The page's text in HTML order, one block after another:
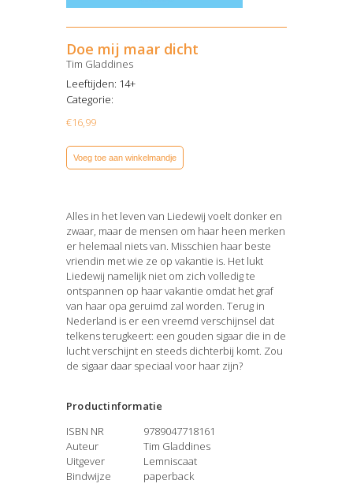
Doe mij maar dicht
Tim Gladdines
Leeftijden: 14+
Categorie:
€16,99
Voeg toe aan winkelmandje
Alles in het leven van Liedewij voelt donker en
zwaar, maar de mensen om haar heen merken
er helemaal niets van. Misschien haar beste
vriendin met wie ze op vakantie is. Het lukt
Liedewij namelijk niet om zich volledig te
ontspannen op haar vakantie omdat het graf
van haar opa geruimd zal worden. Terug in
Nederland is er een vreemd verschijnsel dat
telkens terugkeert: een gouden sigaar die in de
lucht verschijnt en steeds dichterbij komt. Zou
de sigaar daar speciaal voor haar zijn?
Productinformatie
ISBN NR
9789047718161
Auteur
Tim Gladdines
Uitgever
Lemniscaat
Bindwijze
paperback